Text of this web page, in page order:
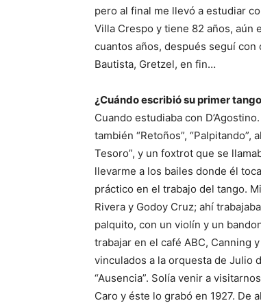
pero al final me llevó a estudiar
Villa Crespo y tiene 82 años, aún
cuantos años, después seguí
Bautista, Gretzel, en fin…
¿Cuándo escribió su primer
Cuando estudiaba con
también “Retoños”,
Tesoro”, y un foxtrot que se
llevarme a los bailes donde él
práctico en el trabajo del tango.
Rivera y Godoy Cruz; ahí
palquito, con un violín y un
trabajar en el café ABC, Canning
vinculados a la orquesta de Julio
“Ausencia”. Solía venir a
Caro y éste lo grabó en 1927. De